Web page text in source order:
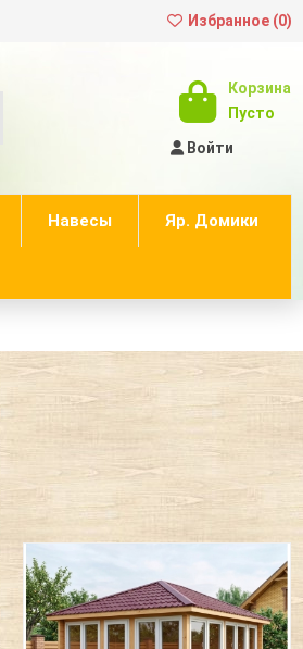
Избранное (0)
Корзина
Пусто
Войти
Навесы Яр. Домики